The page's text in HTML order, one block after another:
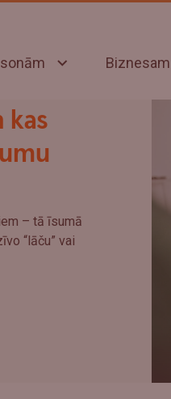
Biznesam
kas
– tā īsumā
“lāču” vai